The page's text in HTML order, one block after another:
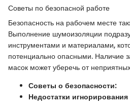
Советы по безопасной работе
Безопасность на рабочем месте
Выполнение шумоизоляции
инструментами и материалами,
потенциально опасными. Наличие
масок может уберечь от
Советы о безопасности:
Недостатки игнорирования